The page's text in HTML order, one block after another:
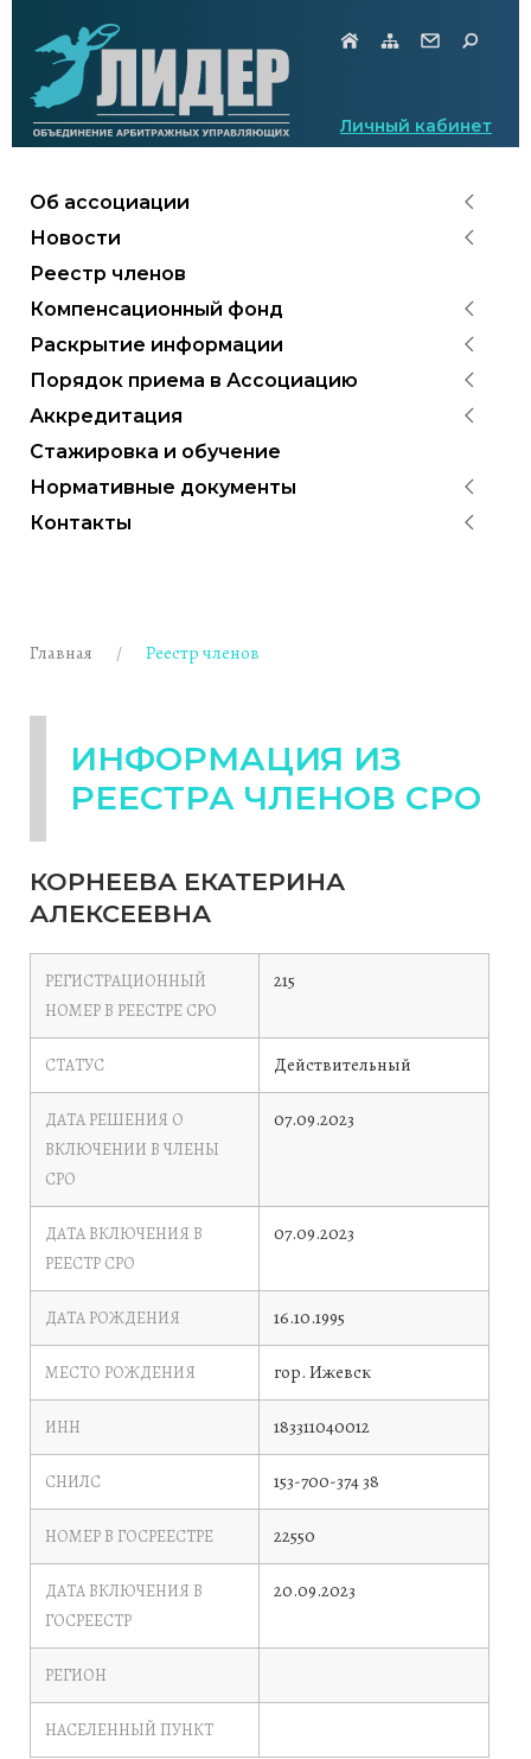
Личный кабинет
Об ассоциации
Новости
Реестр членов
Компенсационный фонд
Раскрытие информации
Порядок приема в Ассоциацию
Аккредитация
Стажировка и обучение
Нормативные документы
Контакты
Главная Реестр членов
ИНФОРМАЦИЯ ИЗ
РЕЕСТРА ЧЛЕНОВ СРО
КОРНЕЕВА ЕКАТЕРИНА
АЛЕКСЕЕВНА
РЕГИСТРАЦИОННЫЙ
НОМЕР В РЕЕСТРЕ СРО
215
СТАТУС Действительный
ДАТА РЕШЕНИЯ О
ВКЛЮЧЕНИИ В ЧЛЕНЫ
СРО
07.09.2023
ДАТА ВКЛЮЧЕНИЯ В
РЕЕСТР СРО
07.09.2023
ДАТА РОЖДЕНИЯ 16.10.1995
МЕСТО РОЖДЕНИЯ гор. Ижевск
ИНН 183311040012
СНИЛС 153-700-374 38
НОМЕР В ГОСРЕЕСТРЕ 22550
ДАТА ВКЛЮЧЕНИЯ В
ГОСРЕЕСТР
20.09.2023
РЕГИОН
НАСЕЛЕННЫЙ ПУНКТ